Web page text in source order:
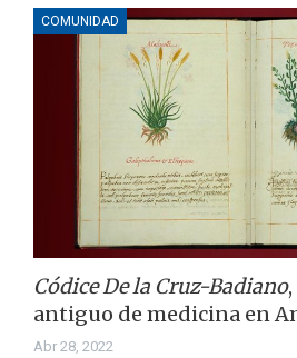
COMUNIDAD
Códice De la Cruz-Badiano
antiguo de medicina en
Abr 28, 2022